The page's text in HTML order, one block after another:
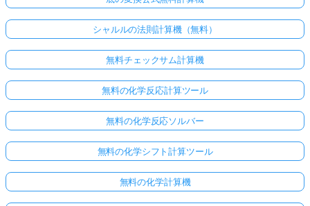
シャルルの法則計算機（無料）
無料チェックサム計算機
無料の化学反応計算ツール
無料の化学反応ソルバー
無料の化学シフト計算ツール
無料の化学計算機